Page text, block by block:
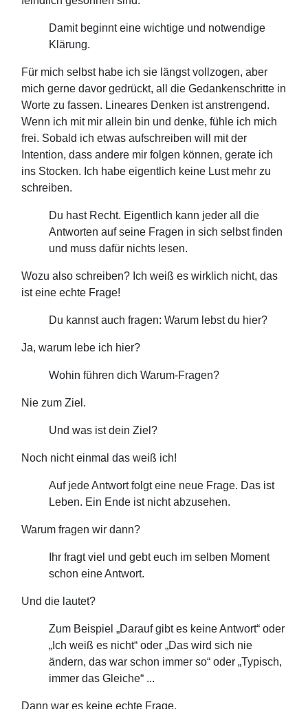
Damit beginnt eine wichtige und notwendige
Klärung.
Für mich selbst habe ich sie längst vollzogen, aber
mich gerne davor gedrückt, all die Gedankenschritte in
Worte zu fassen. Lineares Denken ist anstrengend.
Wenn ich mit mir allein bin und denke, fühle ich mich
frei. Sobald ich etwas aufschreiben will mit der
Intention, dass andere mir folgen können, gerate ich
ins Stocken. Ich habe eigentlich keine Lust mehr zu
schreiben.
Du hast Recht. Eigentlich kann jeder all die
Antworten auf seine Fragen in sich selbst finden
und muss dafür nichts lesen.
Wozu also schreiben? Ich weiß es wirklich nicht, das
ist eine echte Frage!
Du kannst auch fragen: Warum lebst du hier?
Ja, warum lebe ich hier?
Wohin führen dich Warum-Fragen?
Nie zum Ziel.
Und was ist dein Ziel?
Noch nicht einmal das weiß ich!
Auf jede Antwort folgt eine neue Frage. Das ist
Leben. Ein Ende ist nicht abzusehen.
Warum fragen wir dann?
Ihr fragt viel und gebt euch im selben Moment
schon eine Antwort.
Und die lautet?
Zum Beispiel „Darauf gibt es keine Antwort“ oder
„Ich weiß es nicht“ oder „Das wird sich nie
ändern, das war schon immer so“ oder „Typisch,
immer das Gleiche“ ...
Dann war es keine echte Frage.